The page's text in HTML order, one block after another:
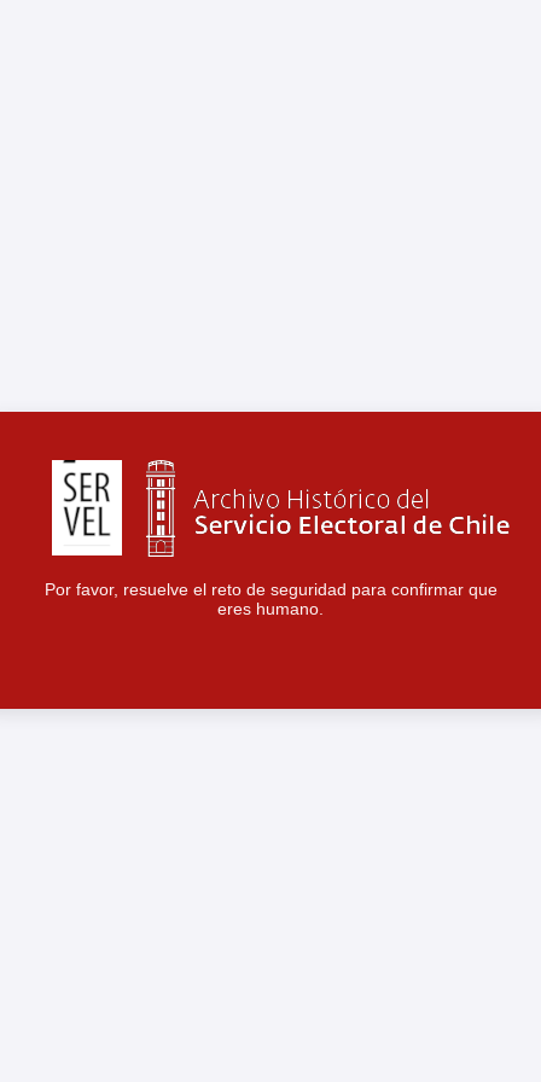
Por favor, resuelve el reto de seguridad para confirmar que
eres humano.